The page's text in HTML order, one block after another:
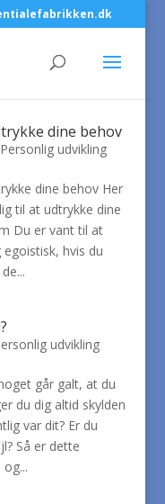
dine behov
Personlig udvikling
dine behov Her
til at udtrykke dine
Du er vant til at
hvis du
udvikling
går galt, at du
du dig altid skylden
var dit? Er du
Så er dette